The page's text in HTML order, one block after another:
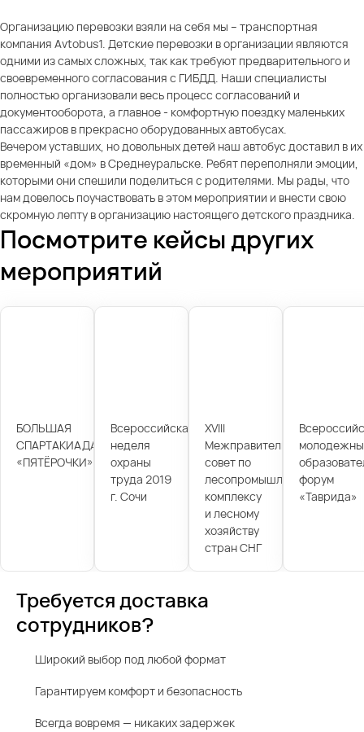
Организацию перевозки взяли на себя мы – транспортная
компания Avtobus1. Детские перевозки в организации являются
одними из самых сложных, так как требуют предварительного и
своевременного согласования с ГИБДД. Наши специалисты
полностью организовали весь процесс согласований и
документооборота, а главное - комфортную поездку маленьких
пассажиров в прекрасно оборудованных автобусах.
Вечером уставших, но довольных детей наш автобус доставил в их
временный «дом» в Среднеуральске. Ребят переполняли эмоции,
которыми они спешили поделиться с родителями. Мы рады, что
нам довелось поучаствовать в этом мероприятии и внести свою
скромную лепту в организацию настоящего детского праздника.
Посмотрите кейсы других
мероприятий
БОЛЬШАЯ
СПАРТАКИАДА
«ПЯТЁРОЧКИ»
Всероссийская
неделя
охраны
труда 2019
г. Сочи
XVIII
Межправительственный
совет по
лесопромышленному
комплексу
и лесному
хозяйству
стран СНГ
форум
«Таврида»
Требуется доставка
сотрудников?
Широкий выбор под любой формат
Гарантируем комфорт и безопасность
Всегда вовремя — никаких задержек